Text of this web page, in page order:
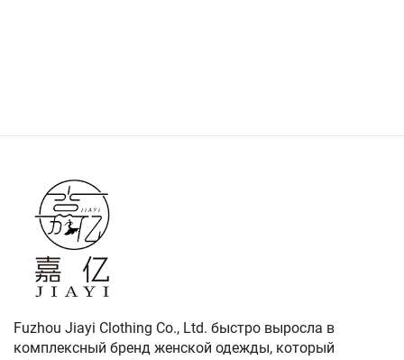
Fuzhou Jiayi Clothing Co., Ltd. быстро выросла в
комплексный бренд женской одежды, который